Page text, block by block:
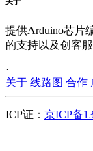
提供Arduino芯片
的支持以及创客
·
关于 线路图 合作
ICP证： 京ICP备